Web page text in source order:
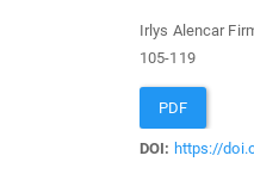
Irlys Alencar
105-119
PDF
DOI: https://